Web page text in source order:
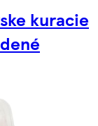
kuracie